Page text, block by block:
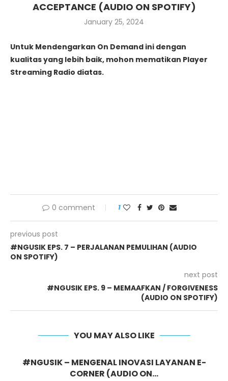
ACCEPTANCE (AUDIO ON SPOTIFY)
January 25, 2024
Untuk Mendengarkan On Demand ini dengan
kualitas yang lebih baik, mohon mematikan Player
Streaming Radio diatas.
0 comment 1
previous post
#NGUSIK EPS. 7 – PERJALANAN PEMULIHAN (AUDIO
ON SPOTIFY)
next post
#NGUSIK EPS. 9 – MEMAAFKAN / FORGIVENESS
(AUDIO ON SPOTIFY)
YOU MAY ALSO LIKE
#NGUSIK – MENGENAL INOVASI LAYANAN E-
CORNER (AUDIO ON...